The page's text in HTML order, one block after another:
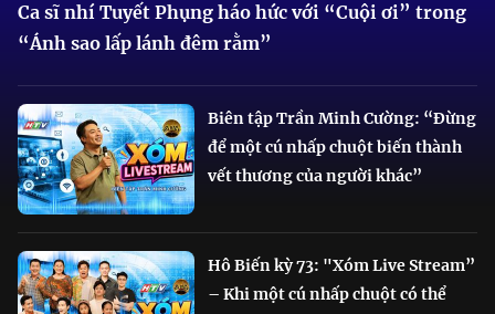
Ca sĩ nhí Tuyết Phụng háo hức với “Cuội ơi” trong
“Ánh sao lấp lánh đêm rằm”
Biên tập Trần Minh Cường: “Đừng
để một cú nhấp chuột biến thành
vết thương của người khác”
Hô Biến kỳ 73: "Xóm Live Stream”
– Khi một cú nhấp chuột có thể